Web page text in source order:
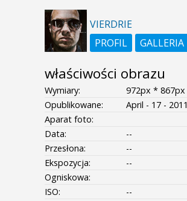
VIERDRIE
PROFIL
GALLERIA
właściwości obrazu
Wymiary:
972px * 867px
Opublikowane:
April - 17 - 2011
Aparat foto:
Data:
--
Przesłona:
--
Ekspozycja:
--
Ogniskowa:
ISO:
--